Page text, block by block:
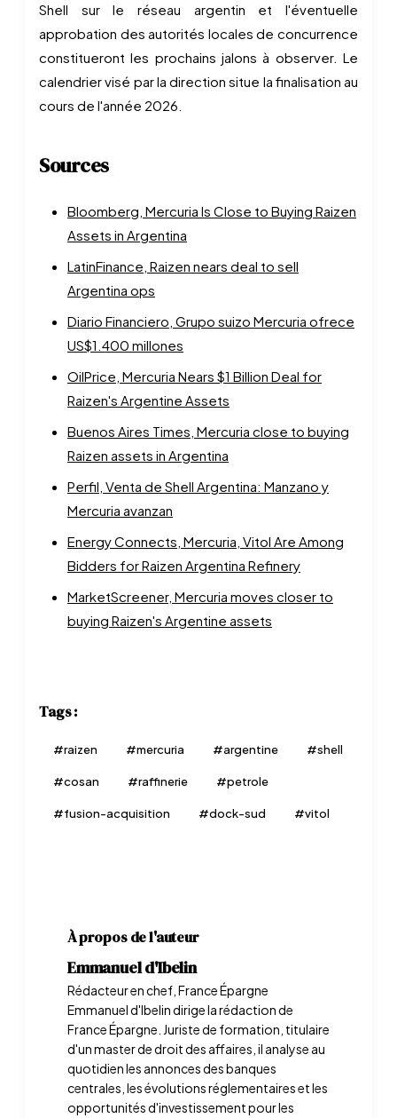
Shell sur le réseau argentin et l'éventuelle
approbation des autorités locales de concurrence
constitueront les prochains jalons à observer. Le
calendrier visé par la direction situe la finalisation au
cours de l'année 2026.
Sources
Bloomberg, Mercuria Is Close to Buying Raizen
Assets in Argentina
LatinFinance, Raizen nears deal to sell
Argentina ops
Diario Financiero, Grupo suizo Mercuria ofrece
US$1.400 millones
OilPrice, Mercuria Nears $1 Billion Deal for
Raizen's Argentine Assets
Buenos Aires Times, Mercuria close to buying
Raizen assets in Argentina
Perfil, Venta de Shell Argentina: Manzano y
Mercuria avanzan
Energy Connects, Mercuria, Vitol Are Among
Bidders for Raizen Argentina Refinery
MarketScreener, Mercuria moves closer to
buying Raizen's Argentine assets
Tags :
#raizen #mercuria #argentine #shell
#cosan #raffinerie #petrole
#fusion-acquisition #dock-sud #vitol
À propos de l'auteur
Emmanuel d'Ibelin
Rédacteur en chef, France Épargne
Emmanuel d'Ibelin dirige la rédaction de
France Épargne. Juriste de formation, titulaire
d'un master de droit des affaires, il analyse au
quotidien les annonces des banques
centrales, les évolutions réglementaires et les
opportunités d'investissement pour les